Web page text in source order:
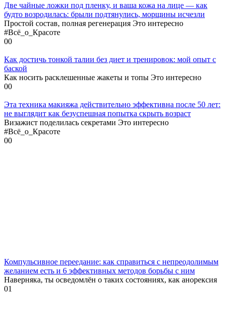
Две чайные ложки под пленку, и ваша кожа на лице — как
будто возродилась: брыли подтянулись, морщины исчезли
Простой состав, полная регенерация Это интересно
#Всё_о_Красоте
00
Как достичь тонкой талии без диет и тренировок: мой опыт с
баской
Как носить расклешенные жакеты и топы Это интересно
00
Эта техника макияжа действительно эффективна после 50 лет:
не выглядит как безуспешная попытка скрыть возраст
Визажист поделилась секретами Это интересно
#Всё_о_Красоте
00
Компульсивное переедание: как справиться с непреодолимым
желанием есть и 6 эффективных методов борьбы с ним
Наверняка, ты осведомлён о таких состояниях, как анорексия
01